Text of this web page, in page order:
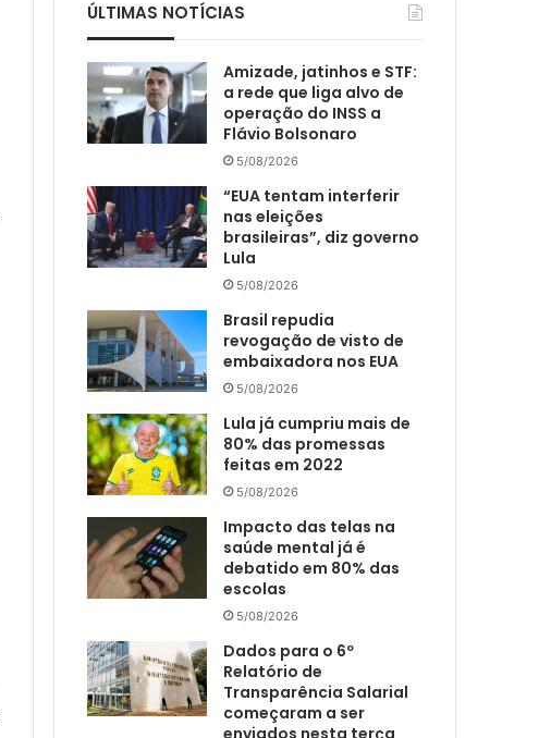
ÚLTIMAS NOTÍCIAS
Amizade, jatinhos e STF:
a rede que liga alvo de
operação do INSS a
Flávio Bolsonaro
5/08/2026
“EUA tentam interferir
nas eleições
brasileiras”, diz governo
Lula
5/08/2026
Brasil repudia
revogação de visto de
embaixadora nos EUA
5/08/2026
Lula já cumpriu mais de
80% das promessas
feitas em 2022
5/08/2026
Impacto das telas na
saúde mental já é
debatido em 80% das
escolas
5/08/2026
Dados para o 6º
Relatório de
Transparência Salarial
começaram a ser